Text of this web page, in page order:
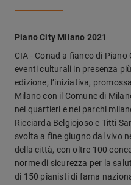
Piano City Milano 2021
CIA - Conad a fianco di
eventi culturali in presenza
edizione; l’iniziativa,
Milano con il Comune di
nei quartieri e nei parchi
Ricciarda Belgiojoso e Titti
svolta a fine giugno dal vivo
della città, con oltre 100
norme di sicurezza per la
di 150 pianisti di fama